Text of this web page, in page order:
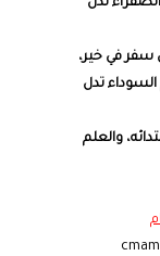
تدل
سفر في خير،
السوداء تدل
والعلم